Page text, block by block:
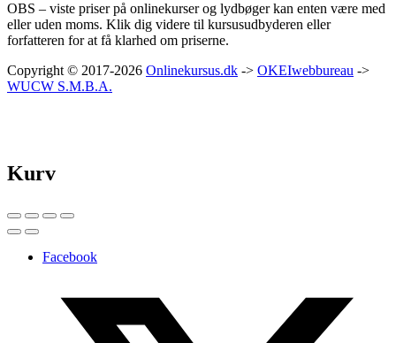
OBS – viste priser på onlinekurser og lydbøger kan enten være med
eller uden moms. Klik dig videre til kursusudbyderen eller
forfatteren for at få klarhed om priserne.
Copyright © 2017-2026 Onlinekursus.dk -> OKEIwebbureau ->
WUCW S.M.B.A.
Kurv
Facebook